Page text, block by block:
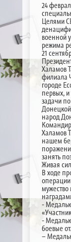
24
Целями
военной
режима
21
Халамов
филиала
городе
первых,
задачи
народ
Халамов
нашем
занять
Живая
В ходе
операции
-
-
боевые
–